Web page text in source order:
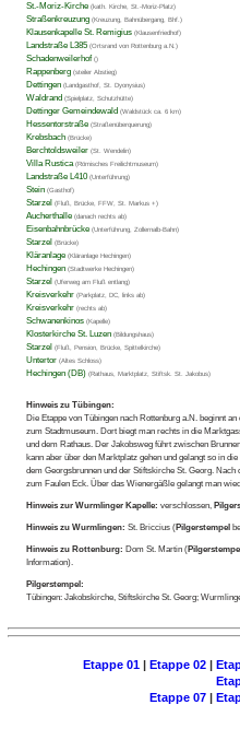
St.-Moriz-Kirche (kath. Kirche, St.-Moriz-Platz)
Straßenkreuzung (Kreuzung, Bahnübergang, Bhf.)
Klausenkapelle St. Remigius (Klausenfriedhof)
Landstraße L385 (Ortsrand von Rottenburg a.N.)
Schadenweilerhof()
Rappenberg (steiler Abstieg)
Dettingen (Landgasthof, St. Dyonysius)
Waldrand (Spielplatz, Schutzhütte)
Dettinger Gemeindewald (Waldstück ca. 6 km)
Hessentorstraße (Straßenüberquerung)
Krebsbach (Brücke)
Berchtoldsweiler (St. Wendelin)
Villa Rustica(Römisches Freilichtmuseum)
Landstraße L410(Unterführung)
Stein (Gasthof)
Starzel
(Fluß, Brücke, FFW, St. Markus +)
Aucherthalle (danach rechts ab)
Eisenbahnbrücke (Unterführung, Zollernalb-Bahn)
Starzel
(Brücke)
Kläranlage (Kläranlage Hechingen)
Hechingen (Stadtwerke Hechingen)
Starzel
(Uferweg am Fluß entlang)
Kreisverkehr (Parkplatz, DC, links ab)
Kreisverkehr (rechts ab)
Schwanenkinos (Kapelle)
Klosterkirche St. Luzen (Bildungshaus)
Starzel
(Fluß, Pension, Brücke, Spittelkirche)
Untertor (Altes Schloss)
Hechingen (DB) (Rathaus, Marktplatz, Stiftsk. St. Jakobus)
Hinweis zu Tübingen:
Die Etappe von Tübingen nach Rottenburg a.N. beginnt
zum Stadtmuseum. Dort biegt man rechts in die
und dem Rathaus. Der Jakobsweg führt zwischen
kann aber über den Marktplatz gehen und gelangt so in
dem Georgsbrunnen und der Stiftskirche St. Georg.
zum Faulen Eck. Über das Wienergäßle gelangt man
Hinweis zur Wurmlinger Kapelle: verschlossen,
Hinweis zu Wurmlingen: St. Briccius (Pilgerstempel
Hinweis zu Rottenburg: Dom St. Martin (
Information).
Pilgerstempel:
Tübingen: Jakobskirche, Stiftskirche St. Georg;
Etappe 01 | Etappe 02 |
Etappe 07 |